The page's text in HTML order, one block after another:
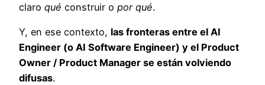
claro qué construir o por qué.
Y, en ese contexto, las fronteras entre el AI
Engineer (o AI Software Engineer) y el Product
Owner / Product Manager se están volviendo
difusas.